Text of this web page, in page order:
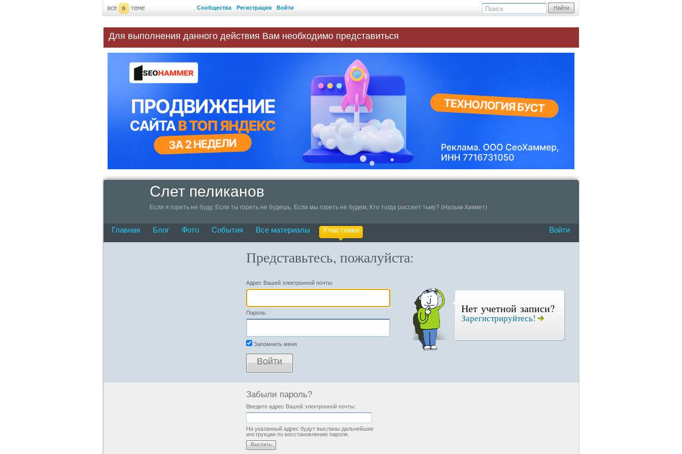
Сообщества Регистрация Войти Найти
Для выполнения данного действия Вам необходимо представиться
Слет пеликанов
Если я гореть не буду, Если ты гореть не будешь, Если мы гореть не будем, Кто тогда раccеет тьму? (Назым Хикмет)
Главная Блог Фото События Все материалы Участники Войти
Представьтесь, пожалуйста:
Адрес Вашей электронной почты:
Пароль:
Запомнить меня
Войти
Нет учетной записи?
Зарегистрируйтесь!
Забыли пароль?
Введите адрес Вашей электронной почты:
На указанный адрес будут высланы дальнейшие
инструкции по восстановлению пароля.
Выслать